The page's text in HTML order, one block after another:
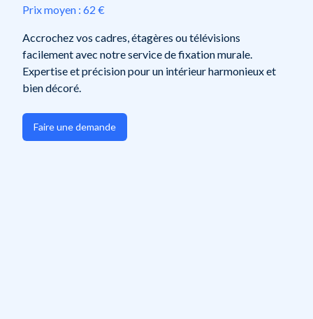
Prix moyen : 62 €
Accrochez vos cadres, étagères ou télévisions
facilement avec notre service de fixation murale.
Expertise et précision pour un intérieur harmonieux et
bien décoré.
Faire une demande